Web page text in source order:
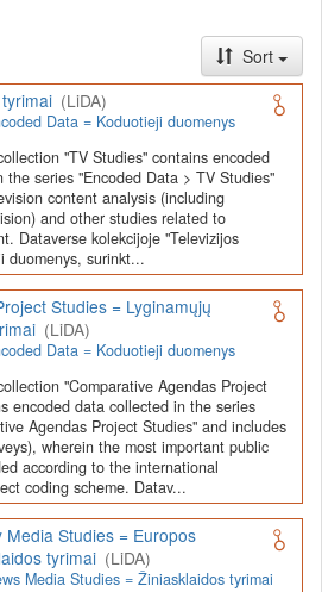
prie daugiau nei 600 duomenų ir
ir tyrimų ištekliai yra dokumentuoti
tarptautinius standartus. LiDA
universiteto Duomenų analizės
( data.ktu.edu
ši
2020-2029 m. vykdomas perkėlimo iš
LiDA kuruoja įvairių tipų
kataloguose pagal tipą:
duomenys,Agreguotieji duomenys
Tekstiniai duomenys
tyrimus). Taip pat LiDA
projektų duomenys (Didelių projektų
mokslo ir studijų bei Lietuvos
socialinių ir humanitarinių mokslų
duomenys). Norintiemsišmokti
ir parsisiųsti duomenis, siūlome
talpyklos naudotojo vadovu.
savo duomenis į LiDA
su informacija
Sort
(LiDA)
Data = Koduotieji duomenys
"TV Studies" contains encoded
the series "Encoded Data > TV Studies"
content analysis (including
and other studies related to
Dataverse kolekcijoje "Televizijos
duomenys, surinkt...
Studies = Lyginamųjų
(LiDA)
Data = Koduotieji duomenys
"Comparative Agendas Project
encoded data collected in the series
Agendas Project Studies" and includes
wherein the most important public
according to the international
coding scheme. Datav...
Studies = Europos
tyrimai (LiDA)
Media Studies = Žiniasklaidos tyrimai